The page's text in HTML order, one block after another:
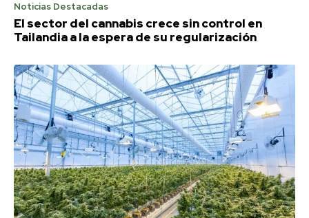
Noticias Destacadas
El sector del cannabis crece sin control en
Tailandia a la espera de su regularización